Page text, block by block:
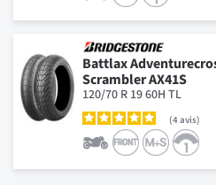
Battlax
Scrambler AX41S
120/70 R 19 60H TL
4avis